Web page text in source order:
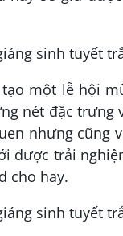
một lễ hội
nét đặc trưng
nhưng cũng
được trải
cho hay.